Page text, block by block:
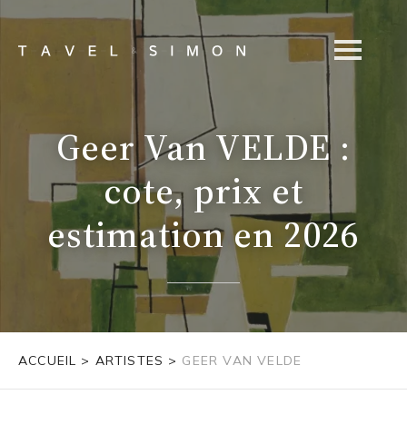
Geer Van VELDE :
cote, prix et
estimation en 2026
ACCUEIL > ARTISTES > GEER VAN VELDE